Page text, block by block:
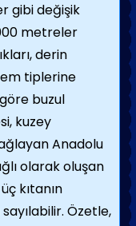
gibi değişik
metreler
derin
tiplerine
buzul
kuzey
Anadolu
olarak oluşan
kıtanın
Özetle,